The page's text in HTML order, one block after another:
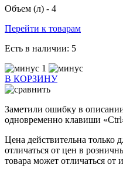
Объем (л) - 4
Перейти к товарам
Есть в наличии: 5
1
В КОРЗИНУ
Заметили ошибку в
одновременно клавиши
Цена действительна только
отличаться от цен в
товара может отличаться от